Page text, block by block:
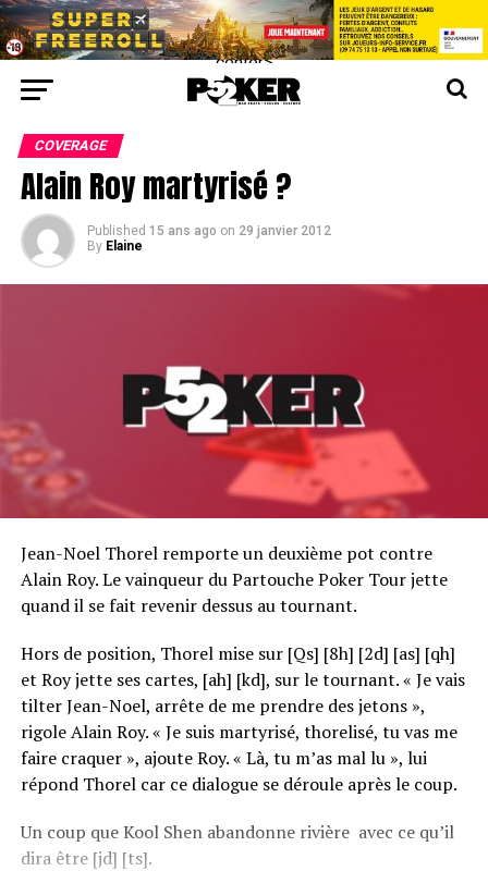
center>
COVERAGE
Alain Roy martyrisé ?
Published 15 ans ago on 29 janvier 2012
By Elaine
Jean-Noel Thorel remporte un deuxième pot contre
Alain Roy. Le vainqueur du Partouche Poker Tour jette
quand il se fait revenir dessus au tournant.
Hors de position, Thorel mise sur [Qs] [8h] [2d] [as] [qh]
et Roy jette ses cartes, [ah] [kd], sur le tournant. « Je vais
tilter Jean-Noel, arrête de me prendre des jetons »,
rigole Alain Roy. « Je suis martyrisé, thorelisé, tu vas me
faire craquer », ajoute Roy. « Là, tu m’as mal lu », lui
répond Thorel car ce dialogue se déroule après le coup.
Un coup que Kool Shen abandonne rivière avec ce qu’il
dira être [jd] [ts].